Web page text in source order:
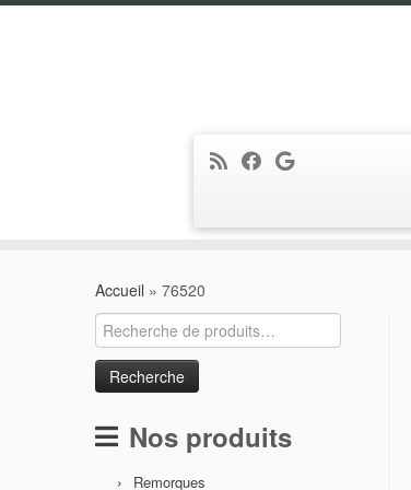
Accueil » 76520
Recherche
pour :
Nos produits
Remorques